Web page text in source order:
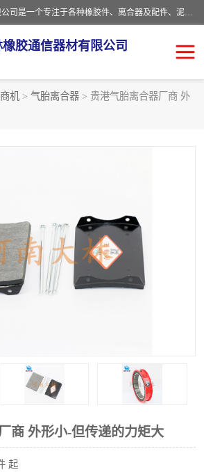
河南大林橡胶通信器材有限公司是一个专注于各种橡胶件、离合器及配件、泥浆泵及配件等产品设计制造和加工的企业。产品应用于矿山、冶金、石油、钢铁、化工、水泥、船舶、造纸、通用机械等各种大功率机械传动或制动装置。
胶通信器材有限公司
机 > 气胎离合器 > 贵港气胎离合器厂商 外
商 外形小-但传递的力矩大
起
气动元件
CB离合器
实芯轮胎